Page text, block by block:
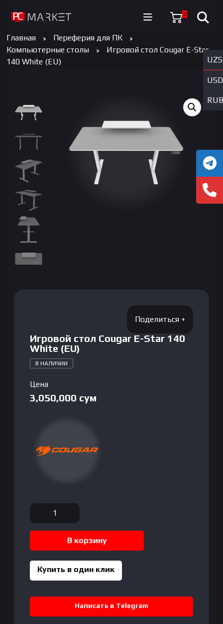
0
UZS
USD
RUB
Главная
Переферия для ПК
Компьютерные столы
Игровой стол Cougar E-Star
140 White (EU)
Игровой стол Cougar E-Star 140
White (EU)
В НАЛИЧИИ
Цена
3,050,000 сум
Количество
товара
Игровой
Star
(EU)
В корзину
Купить в один клик
Написать в Telegram